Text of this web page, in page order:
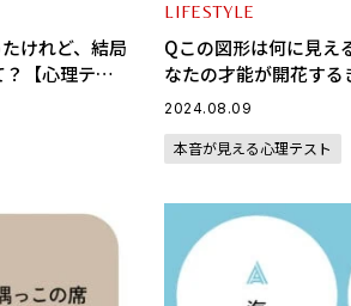
けれど、結局
【心理テス
プがわかる
LIFESTYLE
Qこの図形は何に見え
なたの才能が開花する
2024.08.09
本音が見える心理テスト